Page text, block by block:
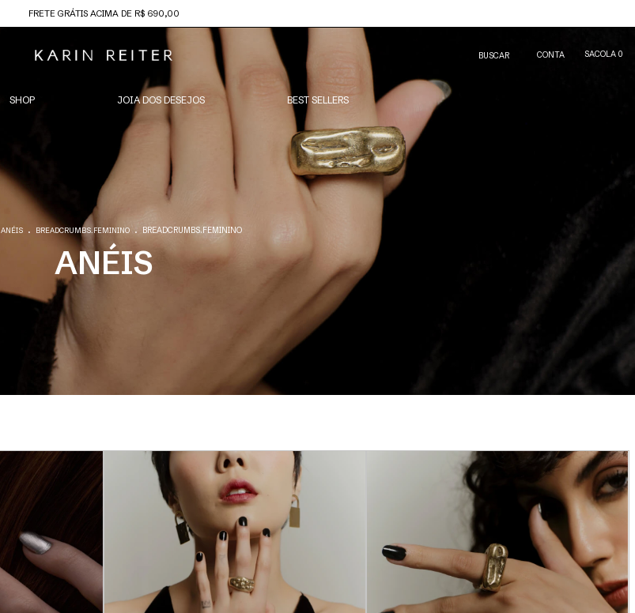
FRETE GRÁTIS ACIMA DE R$ 690,00
BUSCAR CONTA SACOLA 0
SHOP JOIA DOS DESEJOS BEST SELLERS
ANÉIS . BREADCRUMBS.FEMININO . BREADCRUMBS.FEMININO
ANÉIS